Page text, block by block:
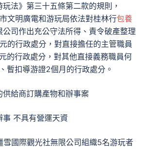
玩法》第三十五條第二款的規則，
文明廣電和游玩局依法對桂林行包養
司作出充公守法所得、責令破產整理
的行政處分，對直接擔任的主管職員
的行政處分，對其他直接義務職員何
暫扣導游證2個月的行政處分。
給商訂購產物和辦事案
不具有營運天資
國際觀光社無限公司組織5名游玩者